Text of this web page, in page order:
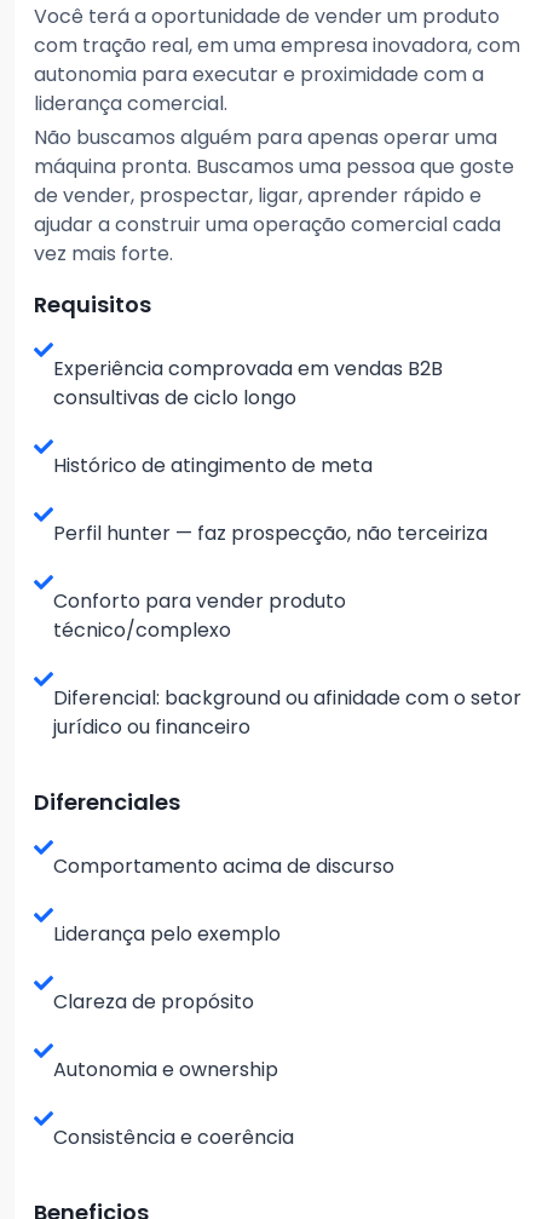
Você terá a oportunidade de vender um produto
com tração real, em uma empresa inovadora, com
autonomia para executar e proximidade com a
liderança comercial.
Não buscamos alguém para apenas operar uma
máquina pronta. Buscamos uma pessoa que goste
de vender, prospectar, ligar, aprender rápido e
ajudar a construir uma operação comercial cada
vez mais forte.
Requisitos
Experiência comprovada em vendas B2B
consultivas de ciclo longo
Histórico de atingimento de meta
Perfil hunter — faz prospecção, não terceiriza
Conforto para vender produto
técnico/complexo
Diferencial: background ou afinidade com o setor
jurídico ou financeiro
Diferenciales
Comportamento acima de discurso
Liderança pelo exemplo
Clareza de propósito
Autonomia e ownership
Consistência e coerência
Beneficios